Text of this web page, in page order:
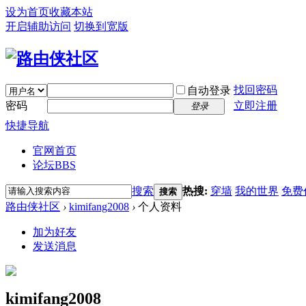
设为首页收藏本站
开启辅助访问 切换到宽版
自动登录 找回密码
密码
登录
立即注册
快捷导航
官网首页
论坛BBS
搜索 搜索 热搜: 穿墙 我的世界 免费
路由侠社区 › kimifang2008 › 个人资料
加为好友
发送消息
kimifang2008